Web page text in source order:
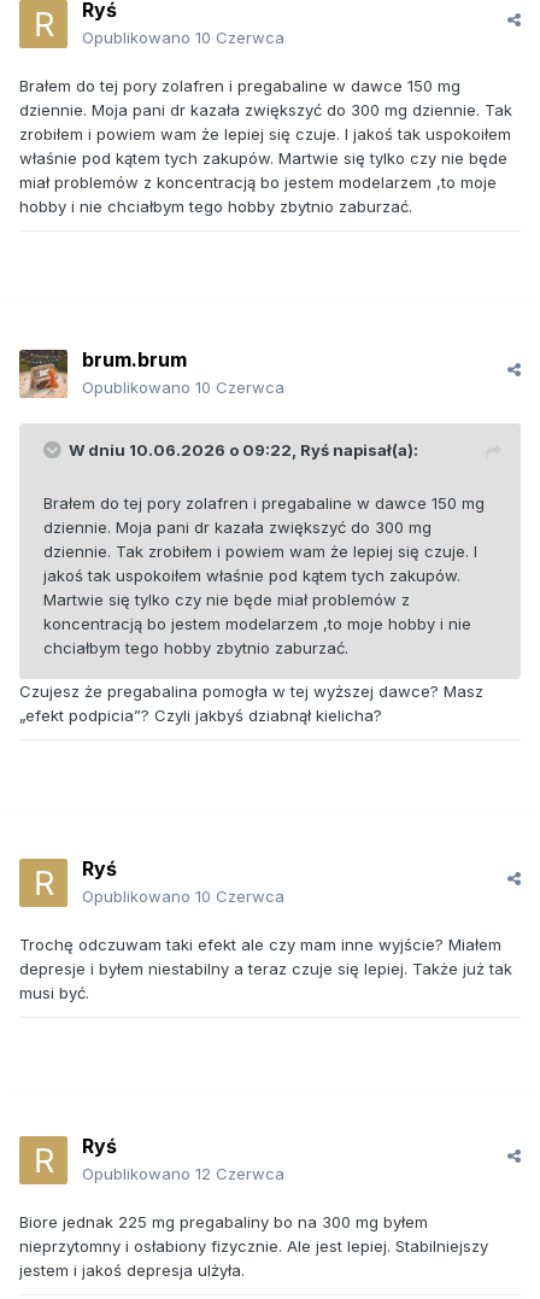
Ryś
Opublikowano 10 Czerwca
Brałem do tej pory zolafren i pregabaline w dawce 150 mg
dziennie. Moja pani dr kazała zwiększyć do 300 mg dziennie. Tak
zrobiłem i powiem wam że lepiej się czuje. I jakoś tak uspokoiłem
właśnie pod kątem tych zakupów. Martwie się tylko czy nie będe
miał problemów z koncentracją bo jestem modelarzem ,to moje
hobby i nie chciałbym tego hobby zbytnio zaburzać.
brum.brum
Opublikowano 10 Czerwca
W dniu 10.06.2026 o 09:22, Ryś napisał(a):
Brałem do tej pory zolafren i pregabaline w dawce 150 mg
dziennie. Moja pani dr kazała zwiększyć do 300 mg
dziennie. Tak zrobiłem i powiem wam że lepiej się czuje. I
jakoś tak uspokoiłem właśnie pod kątem tych zakupów.
Martwie się tylko czy nie będe miał problemów z
koncentracją bo jestem modelarzem ,to moje hobby i nie
chciałbym tego hobby zbytnio zaburzać.
Czujesz że pregabalina pomogła w tej wyższej dawce? Masz
„efekt podpicia”? Czyli jakbyś dziabnął kielicha?
Ryś
Opublikowano 10 Czerwca
Trochę odczuwam taki efekt ale czy mam inne wyjście? Miałem
depresje i byłem niestabilny a teraz czuje się lepiej. Także już tak
musi być.
Ryś
Opublikowano 12 Czerwca
Biore jednak 225 mg pregabaliny bo na 300 mg byłem
nieprzytomny i osłabiony fizycznie. Ale jest lepiej. Stabilniejszy
jestem i jakoś depresja ulżyła.